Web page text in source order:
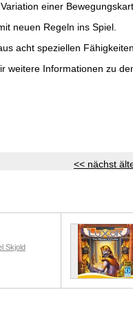
einer
neuen Regeln ins Spiel.
acht speziellen
weitere Informationen zu
<< nächst
Skjold